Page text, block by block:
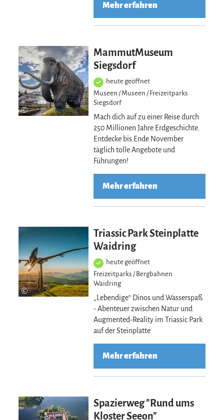
Mehr erfahren
©
MammutMuseum
Siegsdorf
heute geöffnet
Museen / Museen / Freizeitparks
Siegsdorf
Mach dich auf zu einer Reise durch
250 Millionen Jahre Erdgeschichte.
Entdecke bis Ende November
täglich tolle Angebote und
Führungen!
Mehr erfahren
©
Triassic Park Steinplatte
Waidring
heute geöffnet
Freizeitparks / Bergbahnen
Waidring
„Lebendige“ Dinos und Wasserspaß
- Abenteuer zwischen Natur und
Augmented-Reality im Triassic Park
auf der Steinplatte
Mehr erfahren
Spazierweg "Rund ums
Kloster Seeon"